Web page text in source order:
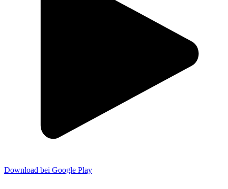
Download bei Google Play